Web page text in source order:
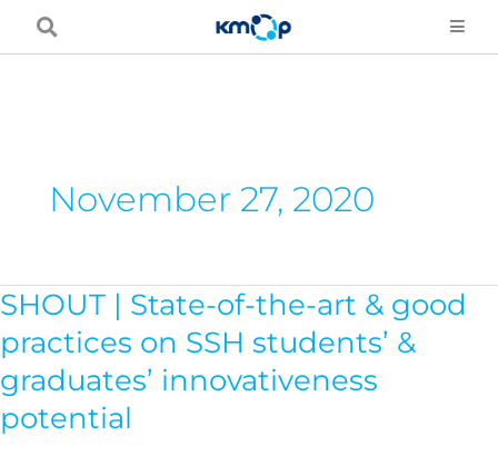
November 27, 2020
SHOUT | State-of-the-art & good
practices on SSH students’ &
graduates’ innovativeness
potential
SHOUT
State-
of-
the-